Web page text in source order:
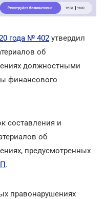
года № 402 утвердил
об
должностными
финансового
составления и
об
предусмотренных
.
правонарушениях